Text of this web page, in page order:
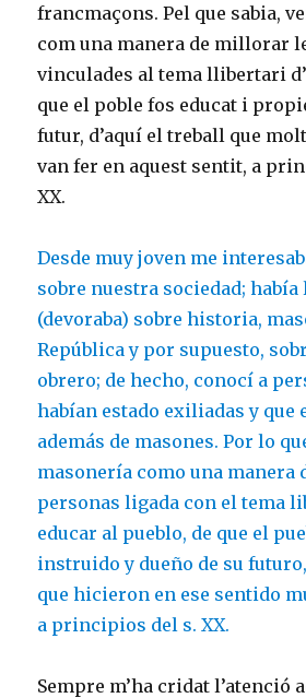
francmaçons. Pel que sabia,
com una manera de millorar
vinculades al tema llibertari
que el poble fos educat i
futur, d’aquí el treball que
van fer en aquest sentit, a
XX.
Desde muy joven me
sobre nuestra sociedad;
(devoraba) sobre historia,
República y por supuesto,
obrero; de hecho, conocí a
habían estado exiliadas y
además de masones. Por lo
masonería como una manera
personas ligada con el tema
educar al pueblo, de que el
instruido y dueño de su
que hicieron en ese sentido
a principios del s. XX.
Sempre m’ha cridat l’atenció